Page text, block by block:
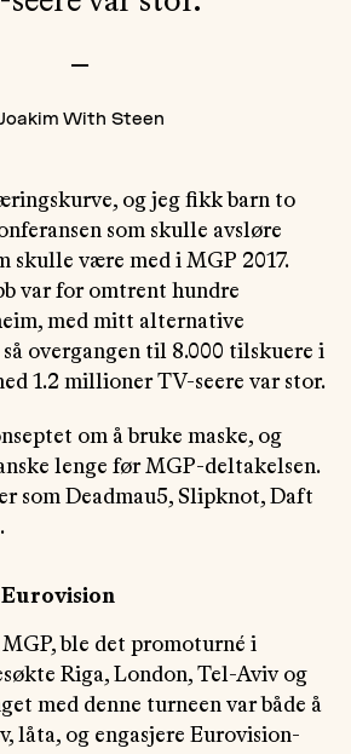
—
With Steen
og jeg fikk barn to
som skulle avsløre
skulle være med i MGP 2017.
var for omtrent hundre
med mitt alternative
så overgangen til 8.000 tilskuere i
1.2 millioner TV-seere var stor.
om å bruke maske, og
lenge før MGP-deltakelsen.
som Deadmau5, Slipknot, Daft
ble det promoturné i
Riga, London, Tel-Aviv og
med denne turneen var både å
låta, og engasjere Eurovision-